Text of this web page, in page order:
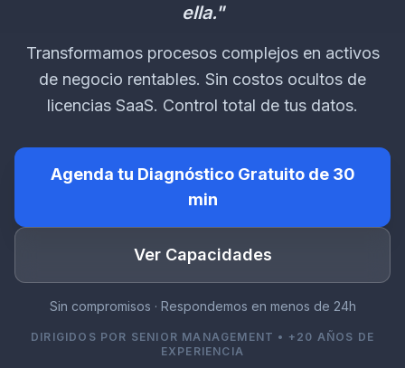
ella."
Transformamos procesos complejos en activos
de negocio rentables. Sin costos ocultos de
licencias SaaS. Control total de tus datos.
Agenda tu Diagnóstico Gratuito de 30
min
Ver Capacidades
Sin compromisos · Respondemos en menos de 24h
DIRIGIDOS POR SENIOR MANAGEMENT • +20 AÑOS DE
EXPERIENCIA